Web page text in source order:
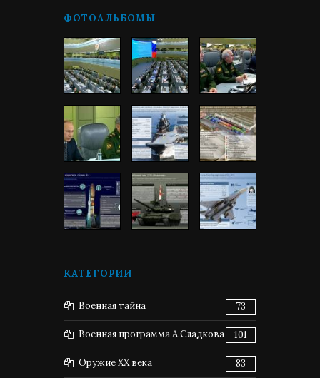
ФОТОАЛЬБОМЫ
КАТЕГОРИИ
Военная тайна 73
Военная программа А.Сладкова 101
Оружие XX века 83